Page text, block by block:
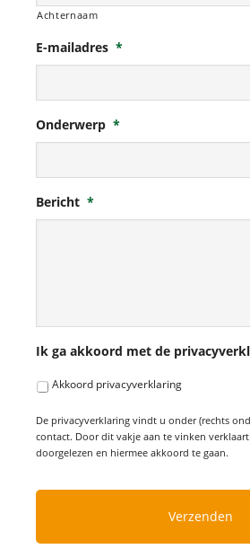
Achternaam
E-mailadres *
Onderwerp *
Bericht *
Ik ga akkoord met de
Akkoord privacyverklaring
De privacyverklaring vindt u onder (rechts
contact. Door dit vakje aan te vinken
doorgelezen en hiermee akkoord te gaan.